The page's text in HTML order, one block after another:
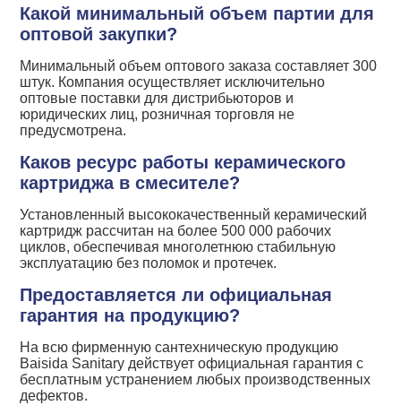
Какой минимальный объем партии для
оптовой закупки?
Минимальный объем оптового заказа составляет 300
штук. Компания осуществляет исключительно
оптовые поставки для дистрибьюторов и
юридических лиц, розничная торговля не
предусмотрена.
Каков ресурс работы керамического
картриджа в смесителе?
Установленный высококачественный керамический
картридж рассчитан на более 500 000 рабочих
циклов, обеспечивая многолетнюю стабильную
эксплуатацию без поломок и протечек.
Предоставляется ли официальная
гарантия на продукцию?
На всю фирменную сантехническую продукцию
Baisida Sanitary действует официальная гарантия с
бесплатным устранением любых производственных
дефектов.